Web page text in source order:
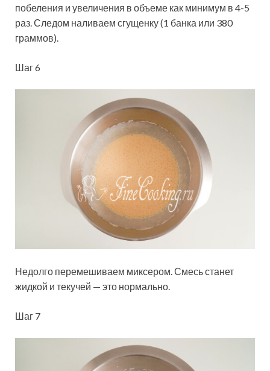
побеления и увеличения в объеме как минимум в 4-5
раз. Следом наливаем сгущенку (1 банка или 380
граммов).
Шаг 6
Недолго перемешиваем миксером. Смесь станет
жидкой и текучей — это нормально.
Шаг 7